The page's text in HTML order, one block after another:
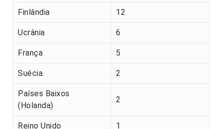
Finlândia 12
Ucrânia 6
França 5
Suécia 2
Países Baixos
(Holanda)
2
Reino Unido 1